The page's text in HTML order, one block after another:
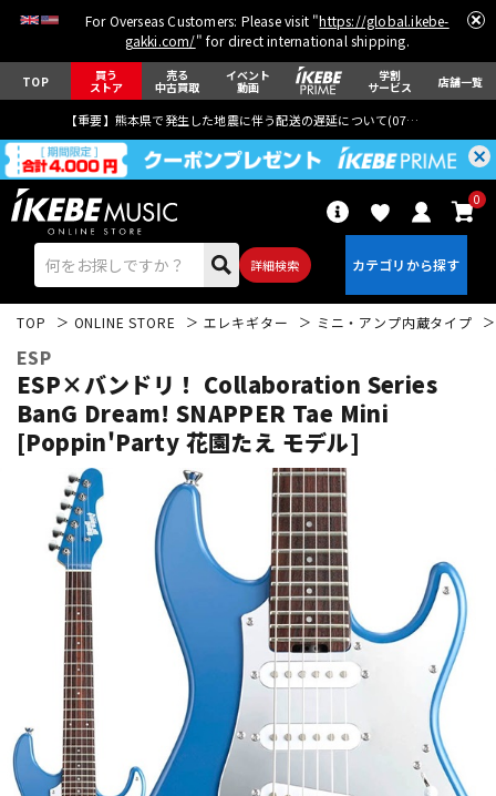
For Overseas Customers: Please visit "https://global.ikebe-
gakki.com/" for direct international shipping.
TOP 買う
ストア
売る
中古買取
イベント
動画
学割
サービス 店舗一覧
【重要】熊本県で発生した地震に伴う配送の遅延について(07月29日
詳細検索
0
エレキギター アコギ/エレアコ
ベース ウクレレ
ドラム パーカッション
キーボード 電子ピアノ
管楽器
TOP ONLINE STORE エレキギター ミニ・アンプ内蔵タイプ
ESP
ESP×バンドリ！ Collaboration Series
BanG Dream! SNAPPER Tae Mini
[Poppin'Party 花園たえ モデル]